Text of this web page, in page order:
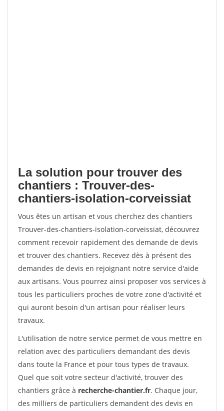
La solution pour trouver des
chantiers : Trouver-des-
chantiers-isolation-corveissiat
Vous êtes un artisan et vous cherchez des chantiers
Trouver-des-chantiers-isolation-corveissiat, découvrez
comment recevoir rapidement des demande de devis
et trouver des chantiers. Recevez dès à présent des
demandes de devis en rejoignant notre service d'aide
aux artisans. Vous pourrez ainsi proposer vos services à
tous les particuliers proches de votre zone d'activité et
qui auront besoin d'un artisan pour réaliser leurs
travaux.
L'utilisation de notre service permet de vous mettre en
relation avec des particuliers demandant des devis
dans toute la France et pour tous types de travaux.
Quel que soit votre secteur d'activité, trouver des
chantiers grâce à recherche-chantier.fr. Chaque jour,
des milliers de particuliers demandent des devis en